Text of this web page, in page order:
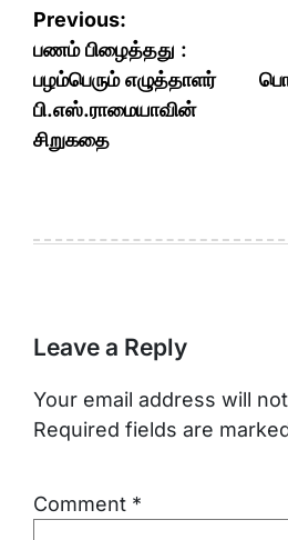
Post
navigation
Previous:
பணம் பிழைத்தது :
பழம்பெரும் எழுத்தாளர்
பி.எஸ்.ராமையாவின்
சிறுகதை
Leave a Reply
Your email address will
Required fields are
Comment *